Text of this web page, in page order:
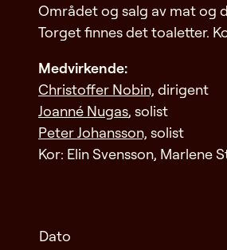
Området og salg av mat og
Torget finnes det toaletter.
Medvirkende:
Christoffer Nobin, dirigent
Joanné Nugas, solist
Peter Johansson, solist
Kor: Elin Svensson, Marlene
Dato